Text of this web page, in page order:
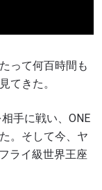
って何百時間も
てきた。
手に戦い、ONE
。そして今、ヤ
ライ級世界王座